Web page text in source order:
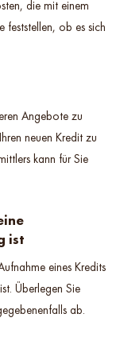
die mit einem
feststellen, ob es sich
Angebote zu
neuen Kredit zu
kann für Sie
ist
eines Kredits
Überlegen Sie
ab.